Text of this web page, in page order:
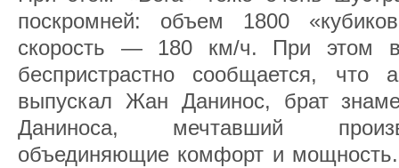
поскромней: объем 1800
скорость — 180 км/ч. При этом в
беспристрастно сообщается, что
выпускал Жан Данинос, брат
Даниноса, мечтавший
объединяющие комфорт и